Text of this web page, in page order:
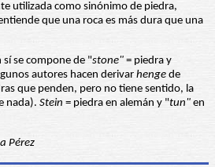
utilizada como sinónimo de piedra,
que una roca es más dura que una
sí se compone de "stone" = piedra y
autores hacen derivar henge de
que penden, pero no tiene sentido, la
nada). Stein = piedra en alemán y "tun" en
Pérez